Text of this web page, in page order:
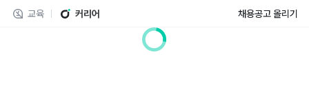
교육 커리어 채용공고 올리기